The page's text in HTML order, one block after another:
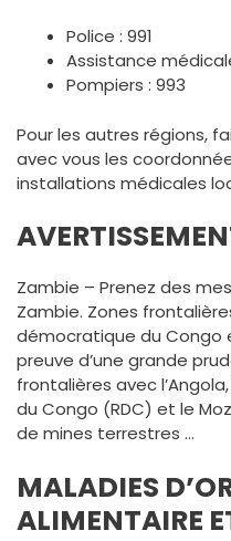
Police : 991
Assistance
Pompiers : 993
Pour les autres régions,
avec vous les
installations médicales
Zambie – Prenez des
Zambie. Zones
démocratique du Congo
preuve d’une grande
frontalières avec
du Congo (RDC) et le
de mines terrestres …
MALADIES
ALIMENTAIRE